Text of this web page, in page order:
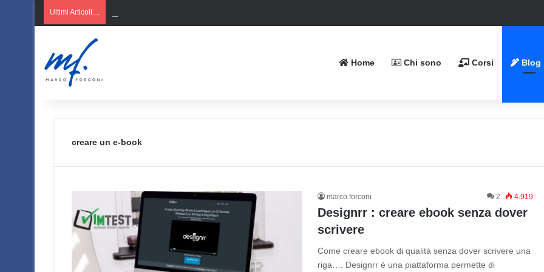
Ultimi Articoli....
Home Chi sono Corsi Blog
creare un e-book
marco.forconi 2 4.919
Designrr : creare ebook senza dover
scrivere
Come creare ebook di qualità senza dover scrivere una
riga…. Designrr è una piattaforma permette di